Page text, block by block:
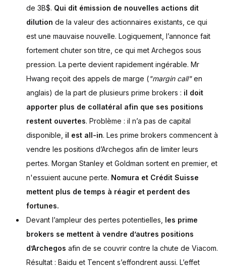
de 3B$. Qui dit émission de nouvelles actions dit
dilution de la valeur des actionnaires existants, ce qui
est une mauvaise nouvelle. Logiquement, l’annonce fait
fortement chuter son titre, ce qui met Archegos sous
pression. La perte devient rapidement ingérable. Mr
Hwang reçoit des appels de marge ("margin call"en
anglais) de la part de plusieurs prime brokers : il doit
apporter plus de collatéral afin que ses positions
restent ouvertes. Problème : il n’a pas de capital
disponible, il est all-in. Les prime brokers commencent à
vendre les positions d’Archegos afin de limiter leurs
pertes. Morgan Stanley et Goldman sortent en premier, et
n'essuient aucune perte. Nomura et Crédit Suisse
mettent plus de temps à réagir et perdent des
fortunes.
Devant l’ampleur des pertes potentielles, les prime
brokers se mettent à vendre d’autres positions
d’Archegos afin de se couvrir contre la chute de Viacom.
Résultat : Baidu et Tencent s’effondrent aussi. L’effet